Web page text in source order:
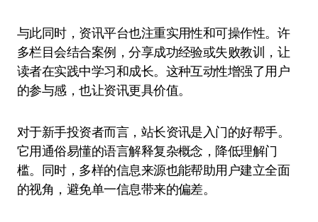
与此同时，资讯平台也注重实用性和可操作性。许
多栏目会结合案例，分享成功经验或失败教训，让
读者在实践中学习和成长。这种互动性增强了用户
的参与感，也让资讯更具价值。
对于新手投资者而言，站长资讯是入门的好帮手。
它用通俗易懂的语言解释复杂概念，降低理解门
槛。同时，多样的信息来源也能帮助用户建立全面
的视角，避免单一信息带来的偏差。